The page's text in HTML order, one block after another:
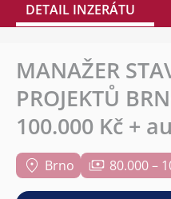
DETAIL INZERÁTU
MANAŽER
PROJEKTŮ
100.000 Kč +
Brno 80.000 –